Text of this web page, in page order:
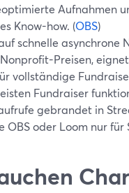
Aufnahmen
Know-how. (OBS)
schnelle
Preisen,
vollständige
Fundraiser
gebrandet in
OBS oder Loom nur